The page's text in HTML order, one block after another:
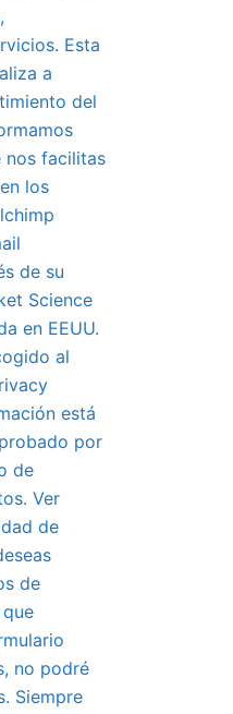
Esta
a
del
nos facilitas
los
de su
Science
en EEUU.
al
está
por
de
Ver
de
de
no podré
Siempre